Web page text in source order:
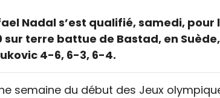
Nadal s’est qualifié, samedi, pour
sur terre battue de Bastad, en
4-6, 6-3, 6-4.
semaine du début des Jeux